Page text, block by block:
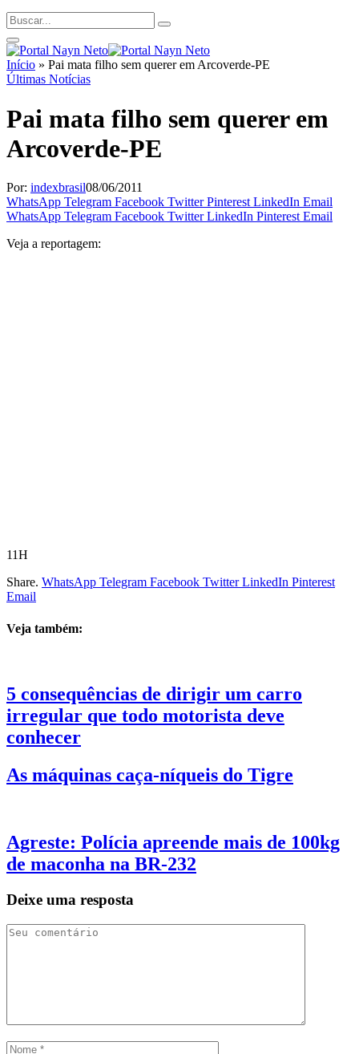
Início » Pai mata filho sem querer em Arcoverde-PE
Últimas Notícias
Pai mata filho sem querer em
Arcoverde-PE
Por: indexbrasil08/06/2011
WhatsApp Telegram Facebook Twitter Pinterest LinkedIn Email
WhatsApp Telegram Facebook Twitter LinkedIn Pinterest Email
Veja a reportagem:
11H
Share. WhatsApp Telegram Facebook Twitter LinkedIn Pinterest
Email
Veja também:
5 consequências de dirigir um carro
irregular que todo motorista deve
conhecer
As máquinas caça-níqueis do Tigre
Agreste: Polícia apreende mais de 100kg
de maconha na BR-232
Deixe uma resposta